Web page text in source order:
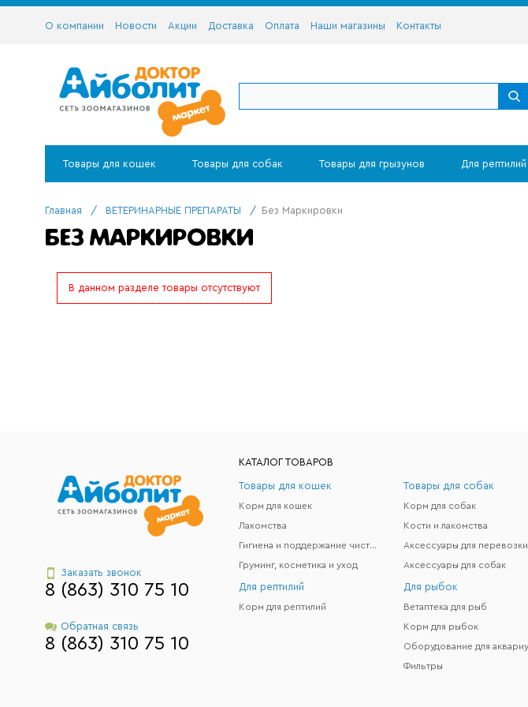
О компании Новости Акции Доставка Оплата Наши магазины Контакты
Товары для кошек Товары для собак Товары для грызунов Для рептилий
Главная / ВЕТЕРИНАРНЫЕ ПРЕПАРАТЫ / Без Маркировки
БЕЗ МАРКИРОВКИ
В данном разделе товары отсутствуют
Заказать звонок
8 (863) 310 75 10
Обратная связь
8 (863) 310 75 10
КАТАЛОГ ТОВАРОВ
Товары для кошек
Корм для кошек
Лакомства
Гигиена и поддержание чистоты
Груминг, косметика и уход
Товары для собак
Корм для собак
Кости и лакомства
Аксессуары для перевозки
Аксессуары для собак
Для рептилий
Корм для рептилий
Для рыбок
Ветаптека для рыб
Корм для рыбок
Фильтры